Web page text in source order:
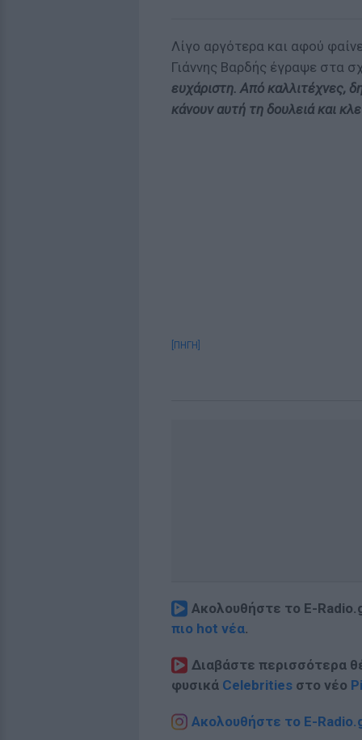
Λίγο αργότερα και αφού
Γιάννης Βαρδής έγραψε στα
ευχάριστη. Από καλλιτέχνες,
κάνουν αυτή τη δουλειά και
[ΠΗΓΗ]
Ακολουθήστε το E-
πιο hot νέα.
Διαβάστε περισσότερα
φυσικά Celebrities στο νέο
Ακολουθήστε το E-